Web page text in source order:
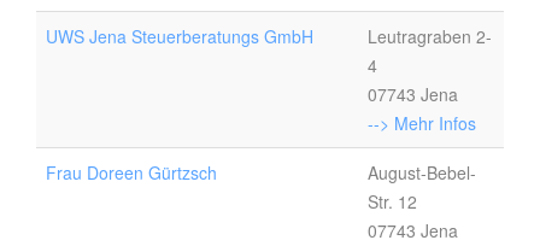
UWS Jena Steuerberatungs GmbH
Leutragraben 2-
4
07743 Jena
--> Mehr Infos
Frau Doreen Gürtzsch
August-Bebel-
Str. 12
07743 Jena